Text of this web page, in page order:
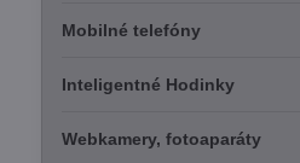
Mobilné telefóny
Inteligentné Hodinky
Webkamery, fotoaparáty